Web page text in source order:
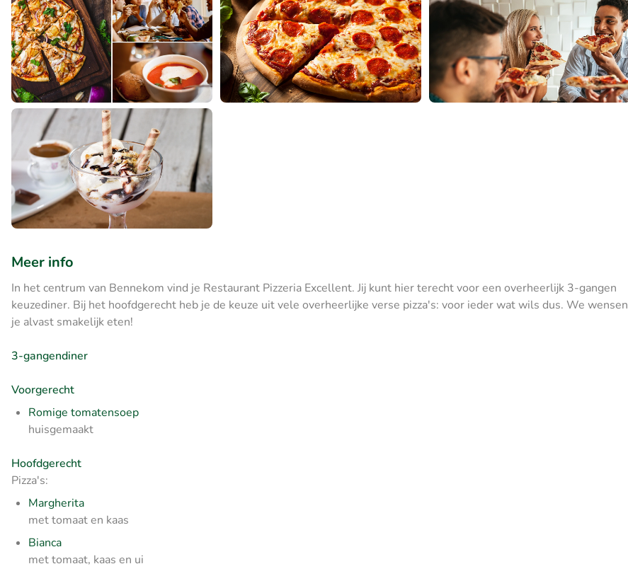
Meer info
In het centrum van Bennekom vind je Restaurant Pizzeria Excellent. Jij kunt hier terecht voor een overheerlijk 3-gangen
keuzediner. Bij het hoofdgerecht heb je de keuze uit vele overheerlijke verse pizza's: voor ieder wat wils dus. We wensen
je alvast smakelijk eten!
3-gangendiner
Voorgerecht
Romige tomatensoep
huisgemaakt
Hoofdgerecht
Pizza's:
Margherita
met tomaat en kaas
Bianca
met tomaat, kaas en ui